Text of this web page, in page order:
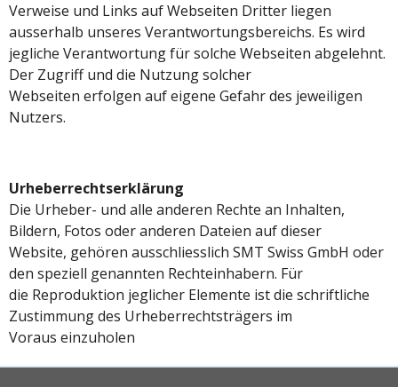
Verweise und Links auf Webseiten Dritter liegen
ausserhalb unseres Verantwortungsbereichs. Es wird
jegliche Verantwortung für solche Webseiten abgelehnt.
Der Zugriff und die Nutzung solcher
Webseiten erfolgen auf eigene Gefahr des jeweiligen
Nutzers.
Urheberrechtserklärung
Die Urheber- und alle anderen Rechte an Inhalten,
Bildern, Fotos oder anderen Dateien auf dieser
Website, gehören ausschliesslich SMT Swiss GmbH oder
den speziell genannten Rechteinhabern. Für
die Reproduktion jeglicher Elemente ist die schriftliche
Zustimmung des Urheberrechtsträgers im
Voraus einzuholen